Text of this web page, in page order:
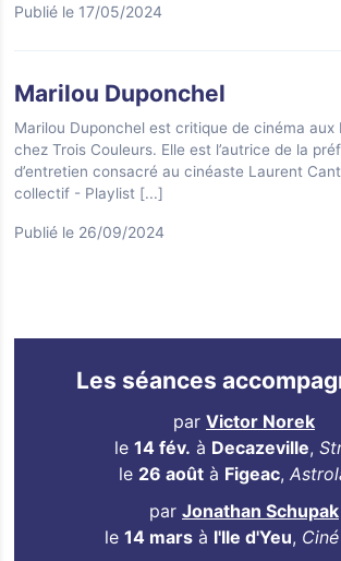
Publié le 17/05/2024
Marilou Duponchel
Marilou Duponchel est critique de cinéma aux
chez Trois Couleurs. Elle est l’autrice de la
d’entretien consacré au cinéaste Laurent
collectif - Playlist [...]
Publié le 26/09/2024
Les séances
par Victor Norek
le 14 fév. à Decazeville,
le 26 août à Figeac,
par Jonathan Schupak
le 14 marsà l'Ile d'Yeu,